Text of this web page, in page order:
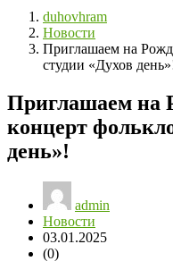
duhovhram
Новости
Приглашаем на
студии «Духов
Приглашаем на
концерт
день»!
admin
Новости
03.01.2025
(0)